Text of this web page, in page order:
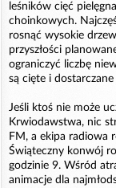
leśników cięć
choinkowych.
rosnąć wysokie
przyszłości
ograniczyć liczbę
są cięte i dostarczane
Jeśli ktoś nie może
Krwiodawstwa, nic
FM, a ekipa radiowa
Świąteczny konwój
godzinie 9. Wśród
animacje dla